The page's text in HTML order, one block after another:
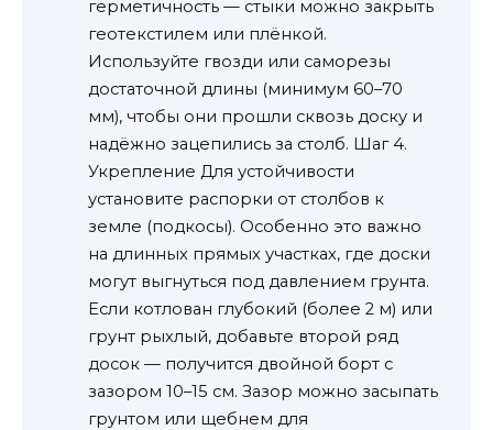
герметичность — стыки можно закрыть
геотекстилем или плёнкой.
Используйте гвозди или саморезы
достаточной длины (минимум 60–70
мм), чтобы они прошли сквозь доску и
надёжно зацепились за столб. Шаг 4.
Укрепление Для устойчивости
установите распорки от столбов к
земле (подкосы). Особенно это важно
на длинных прямых участках, где доски
могут выгнуться под давлением грунта.
Если котлован глубокий (более 2 м) или
грунт рыхлый, добавьте второй ряд
досок — получится двойной борт с
зазором 10–15 см. Зазор можно засыпать
грунтом или щебнем для